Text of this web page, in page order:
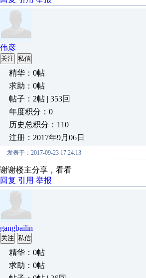
伟彦
关注 私信
精华：0帖
求助：0帖
帖子：2帖 | 353回
年度积分：0
历史总积分：110
注册：2017年9月06日
发表于：2017-09-23 17:24:13
谢谢楼主分享，看看
回复 引用 举报
gangbailin
关注 私信
精华：0帖
求助：0帖